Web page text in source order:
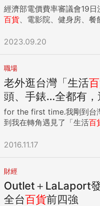
經濟部電價費率審議會19日
百貨 、電影院、健身房、
2023.09.20
職場
老外逛台灣「生活
頭、手錶...全都有，
for the first time.我剛到台
到我在轉角遇見了「生活百
2016.11.17
財經
Outlet＋LaLaport
全台百貨前四強